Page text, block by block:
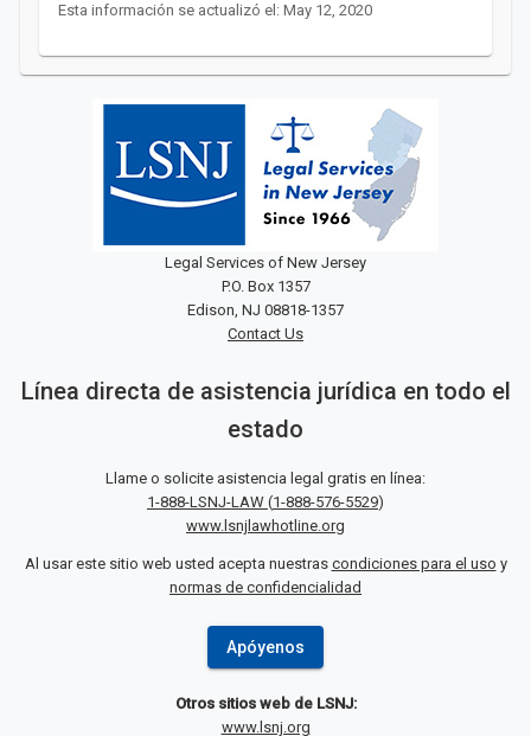
Esta información se actualizó el: May 12, 2020
Legal Services of New Jersey
P.O. Box 1357
Edison, NJ 08818-1357
Contact Us
Línea directa de asistencia jurídica en todo el
estado
Llame o solicite asistencia legal gratis en línea:
1-888-LSNJ-LAW (1-888-576-5529)
www.lsnjlawhotline.org
Al usar este sitio web usted acepta nuestras condiciones para el uso y
normas de confidencialidad
Apóyenos
Otros sitios web de LSNJ:
www.lsnj.org